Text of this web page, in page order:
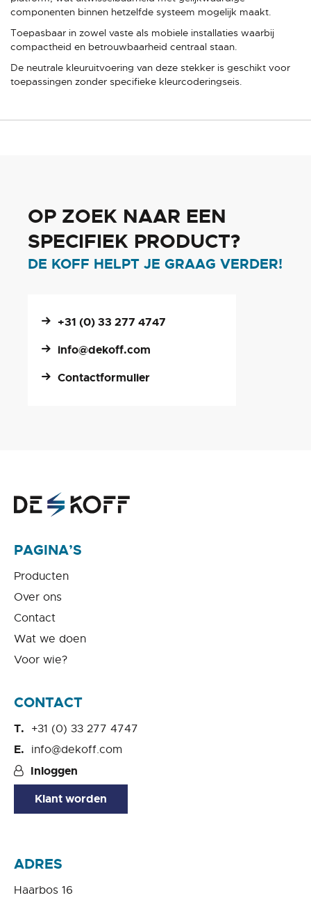
componenten binnen hetzelfde systeem mogelijk maakt.
Toepasbaar in zowel vaste als mobiele installaties waarbij
compactheid en betrouwbaarheid centraal staan.
De neutrale kleuruitvoering van deze stekker is geschikt voor
toepassingen zonder specifieke kleurcoderingseis.
OP ZOEK NAAR EEN
SPECIFIEK PRODUCT?
DE KOFF HELPT JE GRAAG VERDER!
+31 (0) 33 277 4747
info@dekoff.com
Contactformulier
PAGINA’S
Producten
Over ons
Contact
Wat we doen
Voor wie?
CONTACT
+31 (0) 33 277 4747
info@dekoff.com
Inloggen
Klant worden
ADRES
Haarbos 16